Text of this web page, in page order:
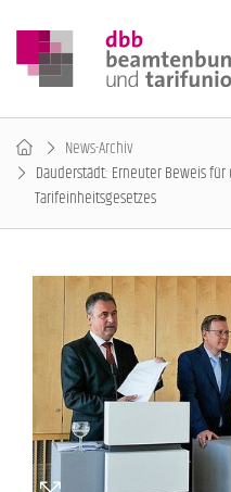
News-Archiv
Dauderstädt: Erneuter Beweis
Tarifeinheitsgesetzes